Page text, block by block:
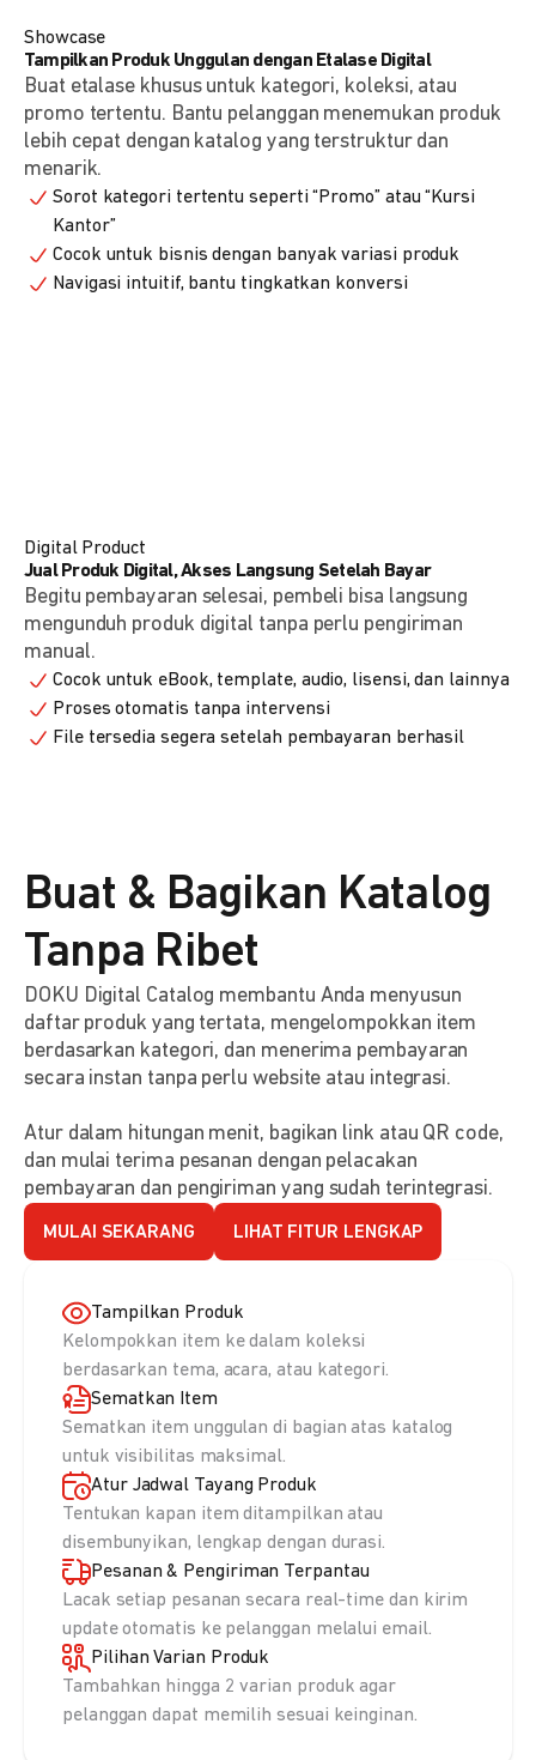
Showcase
Tampilkan Produk Unggulan dengan Etalase Digital
Buat etalase khusus untuk kategori, koleksi, atau
promo tertentu. Bantu pelanggan menemukan produk
lebih cepat dengan katalog yang terstruktur dan
menarik.
Sorot kategori tertentu seperti “Promo” atau “Kursi
Kantor”
Cocok untuk bisnis dengan banyak variasi produk
Navigasi intuitif, bantu tingkatkan konversi
Digital Product
Jual Produk Digital, Akses Langsung Setelah Bayar
Begitu pembayaran selesai, pembeli bisa langsung
mengunduh produk digital tanpa perlu pengiriman
manual.
Cocok untuk eBook, template, audio, lisensi, dan lainnya
Proses otomatis tanpa intervensi
File tersedia segera setelah pembayaran berhasil
Buat & Bagikan Katalog
Tanpa Ribet
DOKU Digital Catalog membantu Anda menyusun
daftar produk yang tertata, mengelompokkan item
berdasarkan kategori, dan menerima pembayaran
secara instan tanpa perlu website atau integrasi.
Atur dalam hitungan menit, bagikan link atau QR code,
dan mulai terima pesanan dengan pelacakan
pembayaran dan pengiriman yang sudah terintegrasi.
MULAI SEKARANG LIHAT FITUR LENGKAP
Tampilkan Produk
Kelompokkan item ke dalam koleksi
berdasarkan tema, acara, atau kategori.
Sematkan Item
Sematkan item unggulan di bagian atas katalog
untuk visibilitas maksimal.
Atur Jadwal Tayang Produk
Tentukan kapan item ditampilkan atau
disembunyikan, lengkap dengan durasi.
Pesanan & Pengiriman Terpantau
Lacak setiap pesanan secara real-time dan kirim
update otomatis ke pelanggan melalui email.
Pilihan Varian Produk
Tambahkan hingga 2 varian produk agar
pelanggan dapat memilih sesuai keinginan.